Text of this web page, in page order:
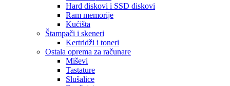
Hard diskovi i SSD diskovi
Ram memorije
Kućišta
Štampači i skeneri
Kertridži i toneri
Ostala oprema za računare
Miševi
Tastature
Slušalice